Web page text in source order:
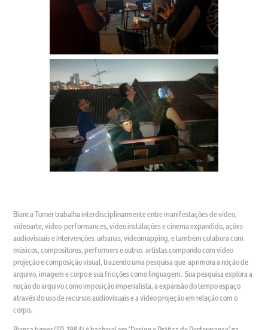
Bianca Turner trabalha interdisciplinarmente entre manifestações de vídeo,
vídeoarte, vídeo performances, vídeo instalações e cinema expandido, ações
audiovisuais e intervenções urbanas, vídeomapping, e também colabora com
músicos, compositores, performers e outros artistas compondo com vídeo
projeção e composição visual, trazendo uma pesquisa que aprimora a noção de
arquivo, imagem e corpo e sua fricções como linguagem. Sua pesquisa explora a
noção do arquivo como imposição imperialista, a expansão do tempo espaço
através do uso de recursos audiovisuais e a vídeo projeção em relação com o
corpo.